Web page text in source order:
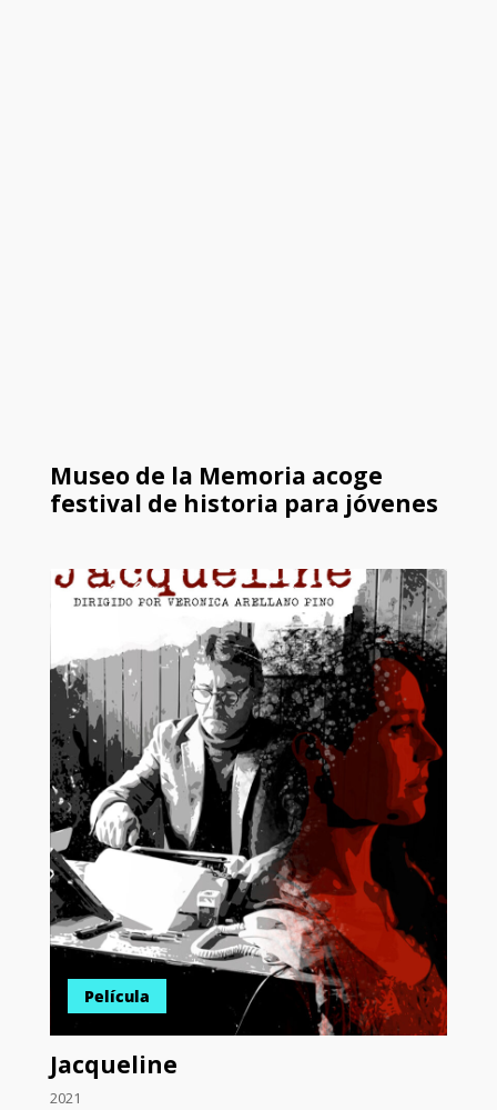
Museo de la Memoria acoge
festival de historia para jóvenes
Película
Jacqueline
2021